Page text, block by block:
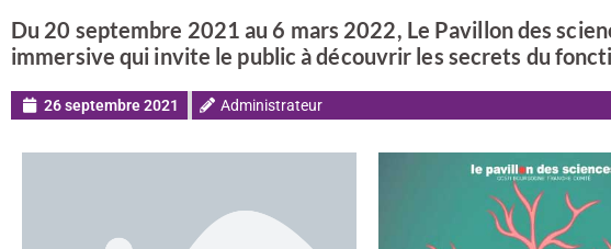
Du 20 septembre 2021 au 6 mars 2022, Le Pavillon des
immersive qui invite le public à découvrir les secrets du
26 septembre 2021 Administrateur